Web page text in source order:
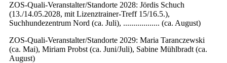
ZOS-Quali-Veranstalter/Standorte 2028: Jördis Schuch
(13./14.05.2028, mit Lizenztrainer-Treff 15/16.5.),
Suchhundezentrum Nord (ca. Juli), .................. (ca. August)
ZOS-Quali-Veranstalter/Standorte 2029: Maria Taranczewski
(ca. Mai), Miriam Probst (ca. Juni/Juli), Sabine Mühlbradt (ca.
August)